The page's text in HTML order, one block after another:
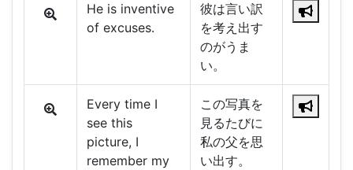
He is inventive
of excuses.
彼は言い訳
を考え出す
のがうま
い。
Every time I
see this
picture, I
remember my
この写真を
見るたびに
私の父を思
い出す。